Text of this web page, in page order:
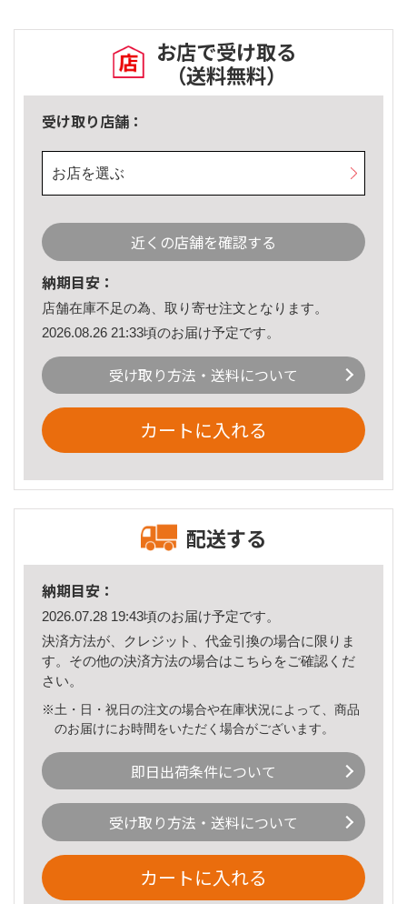
お店で受け取る
（送料無料）
受け取り店舗：
お店を選ぶ
近くの店舗を確認する
納期目安：
店舗在庫不足の為、取り寄せ注文となります。
2026.08.26 21:33頃のお届け予定です。
受け取り方法・送料について
カートに入れる
配送する
納期目安：
2026.07.28 19:43頃のお届け予定です。
決済方法が、クレジット、代金引換の場合に限りま
す。その他の決済方法の場合はこちら をご確認くだ
さい。
※土・日・祝日の注文の場合や在庫状況によって、商品
のお届けにお時間をいただく場合がございます。
即日出荷条件について
受け取り方法・送料について
カートに入れる